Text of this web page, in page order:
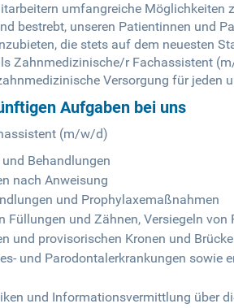
umfangreiche Möglichkeiten
bestrebt, unseren Patientinnen und
die stets auf dem neuesten
Zahnmedizinische/r Fachassistent
Versorgung für jeden
Aufgaben bei uns
(m/w/d)
Behandlungen
nach Anweisung
und Prophylaxemaßnahmen
Füllungen und Zähnen, Versiegeln von
und provisorischen Kronen und
und Parodontalerkrankungen sowie
und Informationsvermittlung über